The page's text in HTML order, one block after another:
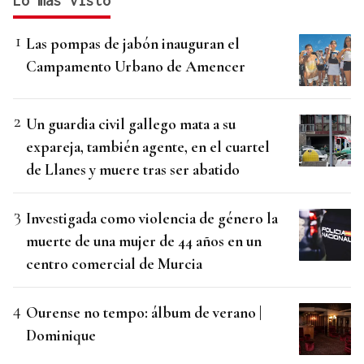
Las pompas de jabón inauguran el
Campamento Urbano de Amencer
Un guardia civil gallego mata a su
expareja, también agente, en el cuartel
de Llanes y muere tras ser abatido
Investigada como violencia de género la
muerte de una mujer de 44 años en un
centro comercial de Murcia
Ourense no tempo: álbum de verano |
Dominique